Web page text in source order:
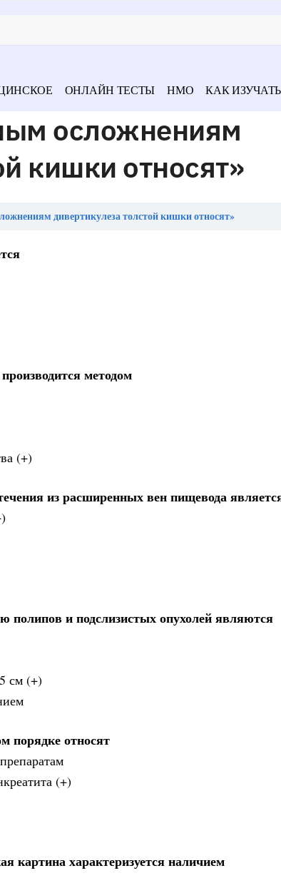
ОНЛАЙН ТЕСТЫ НМО КАК ИЗУЧАТЬ
осложнениям
кишки относят»
дивертикулеза толстой кишки относят»
методом
(+)
из расширенных вен пищевода
полипов и подслизистых опухолей являются
см (+)
порядке относят
(+)
картина характеризуется наличием